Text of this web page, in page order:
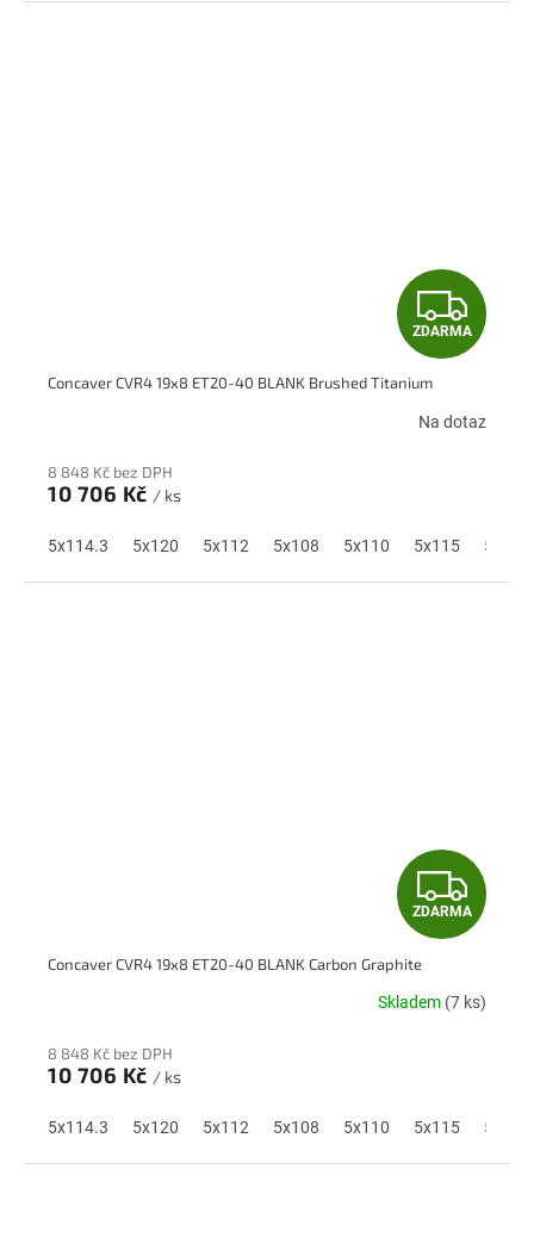
Z
D
A
A
ZDARMA
Concaver CVR4 19x8 ET20-40 BLANK Brushed Titanium
Na dotaz
8 848 Kč bez DPH
10 706 Kč / ks
5x114.3 5x120 5x112 5x108 5x110 5x115 5x118
Z
D
A
A
ZDARMA
Concaver CVR4 19x8 ET20-40 BLANK Carbon Graphite
Skladem (7 ks)
8 848 Kč bez DPH
10 706 Kč / ks
5x114.3 5x120 5x112 5x108 5x110 5x115 5x118